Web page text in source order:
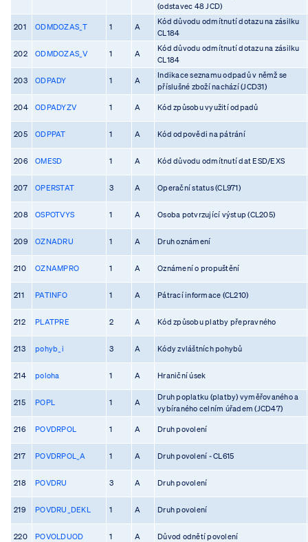
(odstavec 48 JCD)
201 ODMDOZAS_T 1 A
Kód důvodu odmítnutí dotazu na zásilku
CL184
202 ODMDOZAS_V 1 A
Kód důvodu odmítnutí dotazu na zásilku
CL184
203 ODPADY 1 A
Indikace seznamu odpadů v němž se
příslušné zboží nachází (JCD31)
204 ODPADYZV 1 A Kód způsobu využití odpadů
205 ODPPAT 1 A Kód odpovědi na pátrání
206 OMESD 1 A Kód důvodu odmítnutí dat ESD/EXS
207 OPERSTAT 3 A Operační status (CL971)
208 OSPOTVYS 1 A Osoba potvrzující výstup (CL205)
209 OZNADRU 1 A Druh oznámení
210 OZNAMPRO 1 A Oznámení o propuštění
211 PATINFO 1 A Pátrací informace (CL210)
212 PLATPRE 2 A Kód způsobu platby přepravného
213 pohyb_i 3 A Kódy zvláštních pohybů
214 poloha 1 A Hraniční úsek
215 POPL 1 A
Druh poplatku (platby) vyměřovaného a
vybíraného celním úřadem (JCD47)
216 POVDRPOL 1 A Druh povolení
217 POVDRPOL_A 1 A Druh povolení - CL615
218 POVDRU 3 A Druh povolení
219 POVDRU_DEKL 1 A Druh povolení
220 POVOLDUOD 1 A Důvod odnětí povolení